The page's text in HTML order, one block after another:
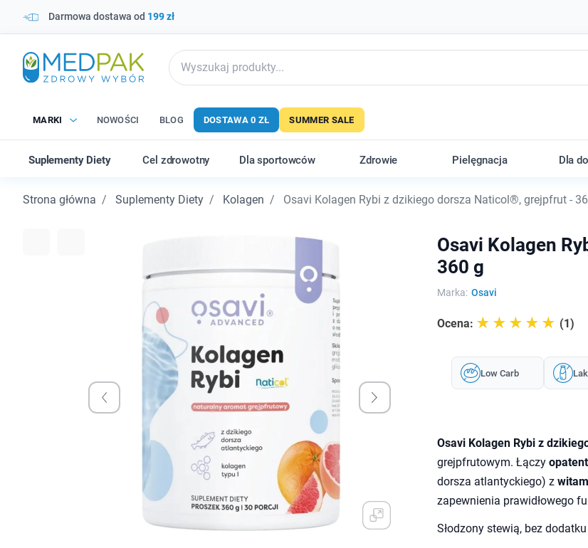
Darmowa dostawa od 199 zł
MARKI NOWOŚCI BLOG DOSTAWA 0 ZŁ SUMMER SALE
Suplementy Diety Cel zdrowotny Dla sportowców Zdrowie Pielęgnacja Dla
Strona główna Suplementy Diety Kolagen Osavi Kolagen Rybi z dzikiego dorsza Naticol®, grejpfrut -
Osavi Kolagen
360 g
Marka: Osavi
Ocena: ☆☆☆☆☆
★★★★★ (1)
Low Carb
Osavi Kolagen Rybi z
grejpfrutowym. Łączy
dorsza atlantyckiego) z
zapewnienia prawidłowego
Słodzony stewią, bez